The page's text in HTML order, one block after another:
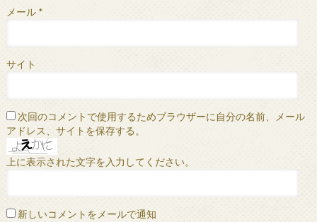
メール *
サイト
次回のコメントで使用するためブラウザーに自分の名前、メール
アドレス、サイトを保存する。
上に表示された文字を入力してください。
新しいコメントをメールで通知